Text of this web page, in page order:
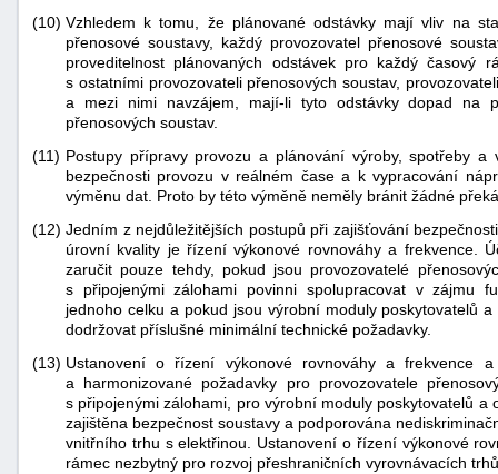
(10) Vzhledem k tomu, že plánované odstávky mají vliv na
přenosové soustavy, každý provozovatel přenosové
proveditelnost plánovaných odstávek pro každý časový
s ostatními provozovateli přenosových soustav,
a mezi nimi navzájem, mají-li tyto odstávky dopad na
přenosových soustav.
(11) Postupy přípravy provozu a plánování výroby, spotřeby
bezpečnosti provozu v reálném čase a k vypracování
výměnu dat. Proto by této výměně neměly bránit žádné
(12) Jedním z nejdůležitějších postupů při zajišťování
úrovní kvality je řízení výkonové rovnováhy a frekvence.
zaručit pouze tehdy, pokud jsou provozovatelé
s připojenými zálohami povinni spolupracovat v zájmu
jednoho celku a pokud jsou výrobní moduly poskytovatelů
dodržovat příslušné minimální technické požadavky.
(13) Ustanovení o řízení výkonové rovnováhy a frekvence
a harmonizované požadavky pro provozovatele
s připojenými zálohami, pro výrobní moduly poskytovatelů
zajištěna bezpečnost soustavy a podporována
vnitřního trhu s elektřinou. Ustanovení o řízení výkonové
rámec nezbytný pro rozvoj přeshraničních vyrovnávacích
"náhradě
škod"